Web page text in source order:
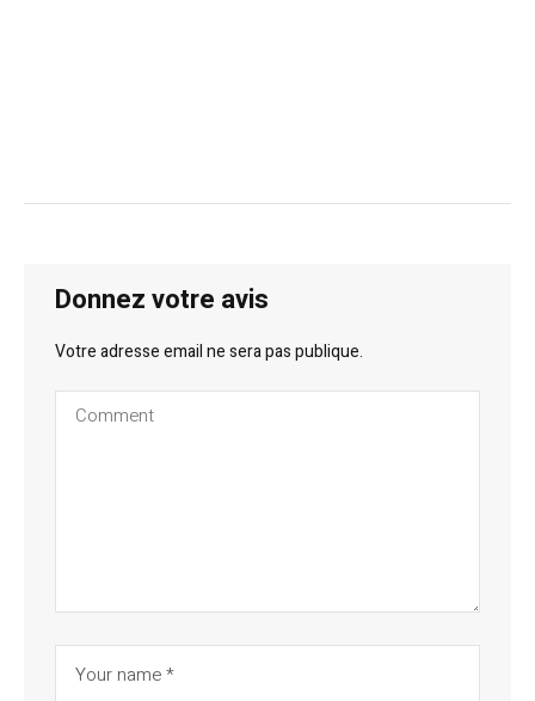
Donnez votre avis
Votre adresse email ne sera pas publique.